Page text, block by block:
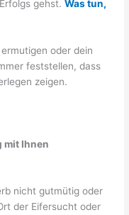
gehst.Was tun,
oder dein
feststellen, dass
zeigen.
mit Ihnen
nicht gutmütig oder
der Eifersucht oder